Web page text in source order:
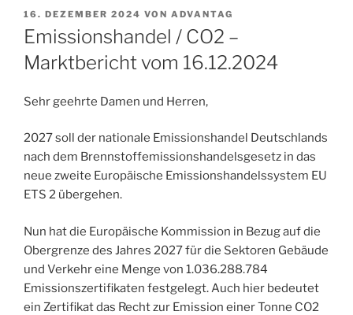
VERÖFFENTLICHT
AM
16. DEZEMBER 2024 VON ADVANTAG
Emissionshandel / CO2 –
Marktbericht vom 16.12.2024
Sehr geehrte Damen und Herren,
2027 soll der nationale Emissionshandel Deutschlands
nach dem Brennstoffemissionshandelsgesetz in das
neue zweite Europäische Emissionshandelssystem EU
ETS 2 übergehen.
Nun hat die Europäische Kommission in Bezug auf die
Obergrenze des Jahres 2027 für die Sektoren Gebäude
und Verkehr eine Menge von 1.036.288.784
Emissionszertifikaten festgelegt. Auch hier bedeutet
ein Zertifikat das Recht zur Emission einer Tonne CO2